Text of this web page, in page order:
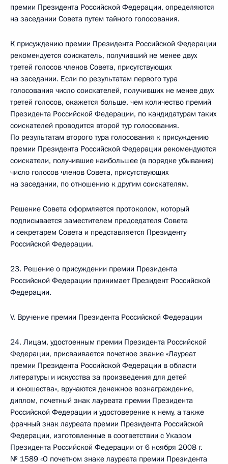
премии Президента Российской Федерации, определяются
на заседании Совета путем тайного голосования.
К присуждению премии Президента Российской Федерации
рекомендуется соискатель, получивший не менее двух
третей голосов членов Совета, присутствующих
на заседании. Если по результатам первого тура
голосования число соискателей, получивших не менее двух
третей голосов, окажется больше, чем количество премий
Президента Российской Федерации, по кандидатурам таких
соискателей проводится второй тур голосования.
По результатам второго тура голосования к присуждению
премии Президента Российской Федерации рекомендуются
соискатели, получившие наибольшее (в порядке убывания)
число голосов членов Совета, присутствующих
на заседании, по отношению к другим соискателям.
Решение Совета оформляется протоколом, который
подписывается заместителем председателя Совета
и секретарем Совета и представляется Президенту
Российской Федерации.
23. Решение о присуждении премии Президента
Российской Федерации принимает Президент Российской
Федерации.
V. Вручение премии Президента Российской Федерации
24. Лицам, удостоенным премии Президента Российской
Федерации, присваивается почетное звание «Лауреат
премии Президента Российской Федерации в области
литературы и искусства за произведения для детей
и юношества», вручаются денежное вознаграждение,
диплом, почетный знак лауреата премии Президента
Российской Федерации и удостоверение к нему, а также
фрачный знак лауреата премии Президента Российской
Федерации, изготовленные в соответствии с Указом
Президента Российской Федерации от 6 ноября 2008 г.
№ 1589 «О почетном знаке лауреата премии Президента